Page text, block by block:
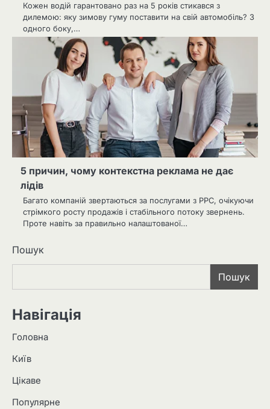
Кожен водій гарантовано раз на 5 років стикався з
дилемою: яку зимову гуму поставити на свій автомобіль? З
одного боку,…
5 причин, чому контекстна реклама не дає
лідів
Багато компаній звертаються за послугами з PPC, очікуючи
стрімкого росту продажів і стабільного потоку звернень.
Проте навіть за правильно налаштованої…
Пошук
Пошук
Навігація
Головна
Київ
Цікаве
Популярне